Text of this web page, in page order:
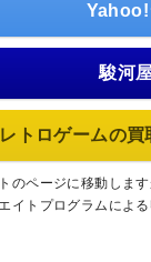
Yahoo!
駿河
レトロゲームの
のページに移動しま
イトプログラムによる